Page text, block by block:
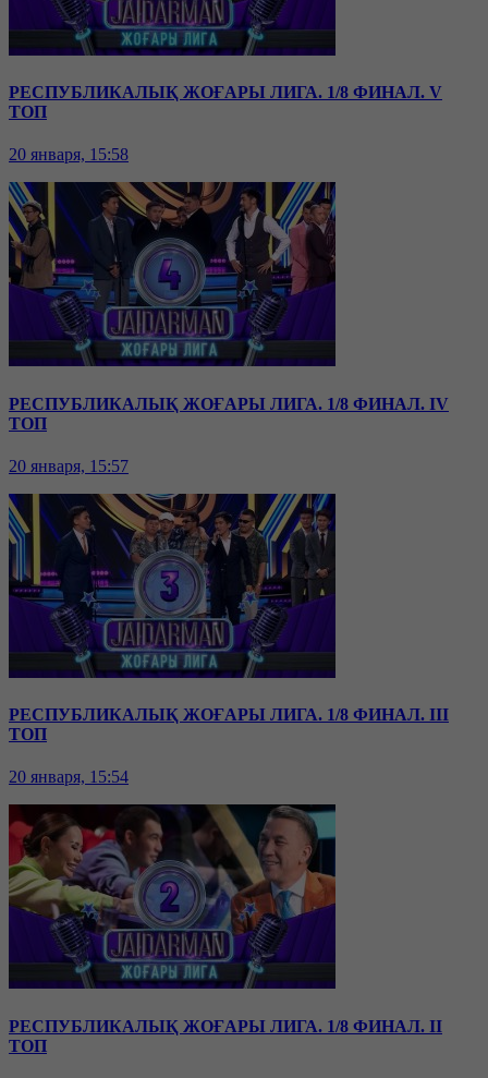
РЕСПУБЛИКАЛЫҚ ЖОҒАРЫ ЛИГА. 1/8 ФИНАЛ. V
ТОП
20 января, 15:58
РЕСПУБЛИКАЛЫҚ ЖОҒАРЫ ЛИГА. 1/8 ФИНАЛ. IV
ТОП
20 января, 15:57
РЕСПУБЛИКАЛЫҚ ЖОҒАРЫ ЛИГА. 1/8 ФИНАЛ. III
ТОП
20 января, 15:54
РЕСПУБЛИКАЛЫҚ ЖОҒАРЫ ЛИГА. 1/8 ФИНАЛ. II
ТОП